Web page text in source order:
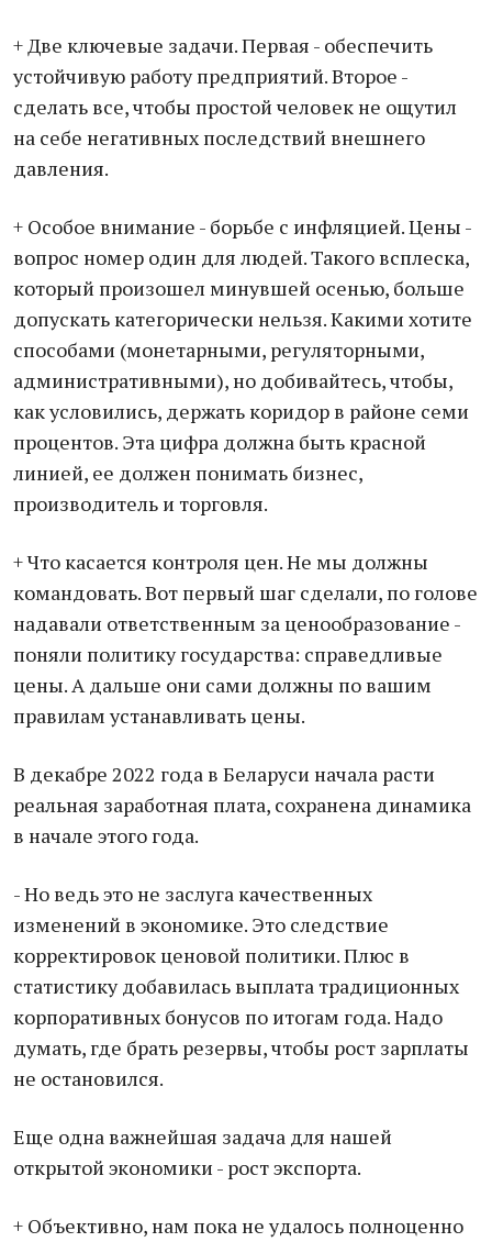
+ Две ключевые задачи. Первая - обеспечить
устойчивую работу предприятий. Второе -
сделать все, чтобы простой человек не ощутил
на себе негативных последствий внешнего
давления.
+ Особое внимание - борьбе с инфляцией. Цены -
вопрос номер один для людей. Такого всплеска,
который произошел минувшей осенью, больше
допускать категорически нельзя. Какими хотите
способами (монетарными, регуляторными,
административными), но добивайтесь, чтобы,
как условились, держать коридор в районе семи
процентов. Эта цифра должна быть красной
линией, ее должен понимать бизнес,
производитель и торговля.
+ Что касается контроля цен. Не мы должны
командовать. Вот первый шаг сделали, по голове
надавали ответственным за ценообразование -
поняли политику государства: справедливые
цены. А дальше они сами должны по вашим
правилам устанавливать цены.
В декабре 2022 года в Беларуси начала расти
реальная заработная плата, сохранена динамика
в начале этого года.
- Но ведь это не заслуга качественных
изменений в экономике. Это следствие
корректировок ценовой политики. Плюс в
статистику добавилась выплата традиционных
корпоративных бонусов по итогам года. Надо
думать, где брать резервы, чтобы рост зарплаты
не остановился.
Еще одна важнейшая задача для нашей
открытой экономики - рост экспорта.
+ Объективно, нам пока не удалось полноценно